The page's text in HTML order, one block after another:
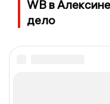
WB в
дело